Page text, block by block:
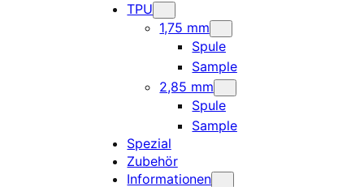
TPU
1,75 mm
Spule
Sample
2,85 mm
Spule
Sample
Spezial
Zubehör
Informationen